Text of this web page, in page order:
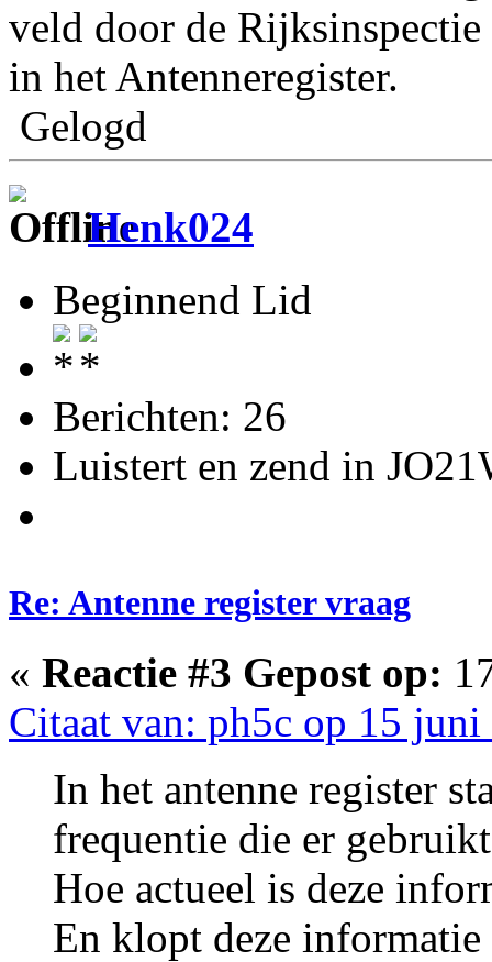
veld door de
in het Antenneregister.
Gelogd
Henk024
Beginnend Lid
Berichten: 26
Luistert en zend in
Re: Antenne register vraag
« Reactie #3 Gepost op:
Citaat van: ph5c op 15
In het antenne register
frequentie die er
Hoe actueel is deze
En klopt deze